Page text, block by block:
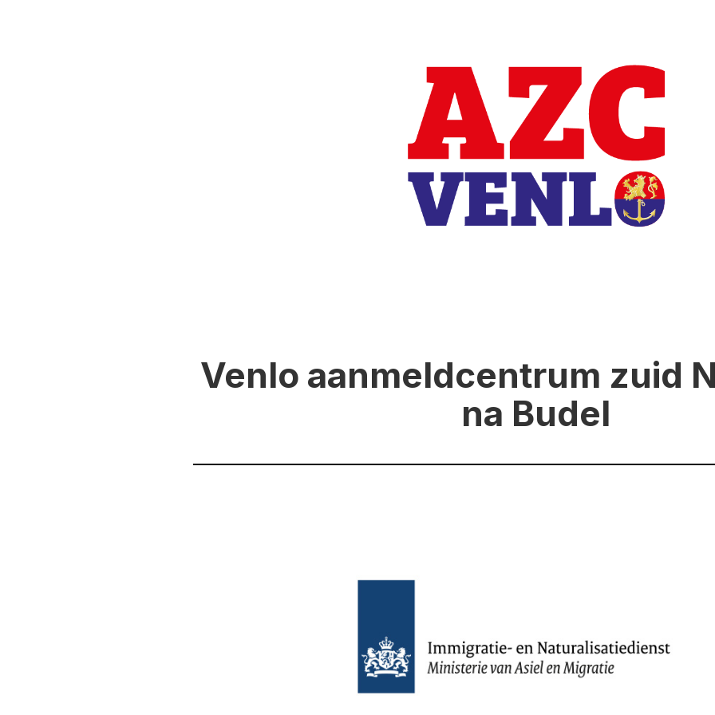
Venlo aanmeldcentrum zuid
na Budel